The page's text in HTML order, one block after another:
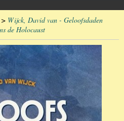
> Wijck, David van - Geloofsdaden
de Holocaust